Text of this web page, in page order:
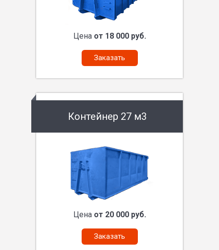
Цена от 18 000 руб.
Заказать
Контейнер 27 м3
Цена от 20 000 руб.
Заказать